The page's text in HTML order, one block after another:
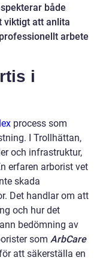
både
viktigt att anlita
arbete
i
process som
I Trollhättan,
och infrastruktur,
erfaren arborist vet
skada
Det handlar om att
och hur det
bedömning av
som ArbCare
att säkerställa en